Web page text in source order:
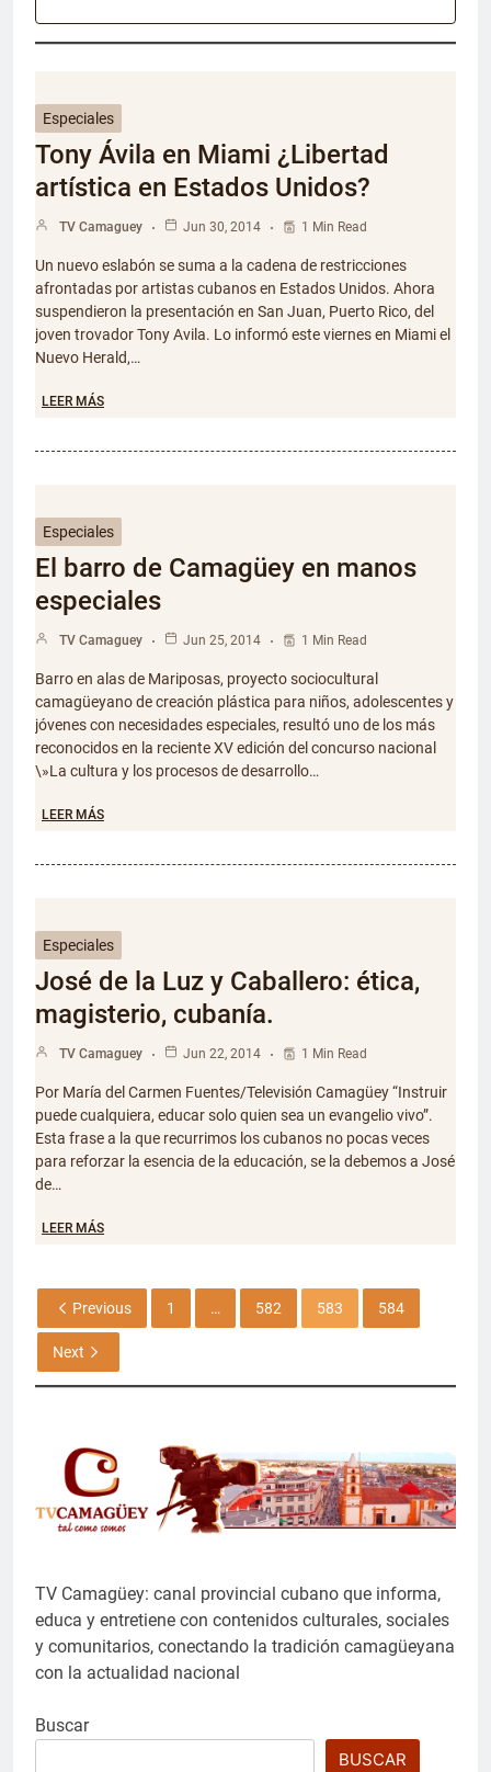
Especiales
Tony Ávila en Miami ¿Libertad
artística en Estados Unidos?
TV Camaguey Jun 30, 2014 1 Min Read
Un nuevo eslabón se suma a la cadena de restricciones
afrontadas por artistas cubanos en Estados Unidos. Ahora
suspendieron la presentación en San Juan, Puerto Rico, del
joven trovador Tony Avila. Lo informó este viernes en Miami el
Nuevo Herald,…
LEER MÁS
Especiales
El barro de Camagüey en manos
especiales
TV Camaguey Jun 25, 2014 1 Min Read
Barro en alas de Mariposas, proyecto sociocultural
camagüeyano de creación plástica para niños, adolescentes y
jóvenes con necesidades especiales, resultó uno de los más
reconocidos en la reciente XV edición del concurso nacional
\»La cultura y los procesos de desarrollo…
LEER MÁS
Especiales
José de la Luz y Caballero: ética,
magisterio, cubanía.
TV Camaguey Jun 22, 2014 1 Min Read
Por María del Carmen Fuentes/Televisión Camagüey “Instruir
puede cualquiera, educar solo quien sea un evangelio vivo”.
Esta frase a la que recurrimos los cubanos no pocas veces
para reforzar la esencia de la educación, se la debemos a José
de…
LEER MÁS
Previous 1 … 582 583 584
Next
TV Camagüey: canal provincial cubano que informa,
educa y entretiene con contenidos culturales, sociales
y comunitarios, conectando la tradición camagüeyana
con la actualidad nacional
Buscar
BUSCAR